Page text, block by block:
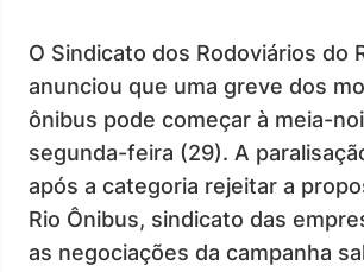
O Sindicato dos Rodoviários do
anunciou que uma greve dos
ônibus pode começar à meia-
segunda-feira (29). A
após a categoria rejeitar a
Rio Ônibus, sindicato das
as negociações da campanha